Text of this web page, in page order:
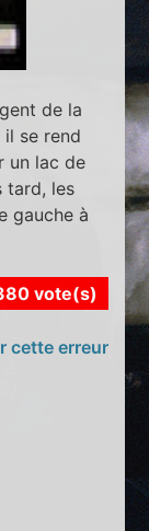
de la
se rend
un lac de
tard, les
gauche à
vote(s)
cette erreur